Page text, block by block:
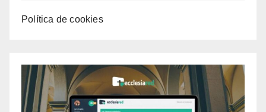
Política de cookies